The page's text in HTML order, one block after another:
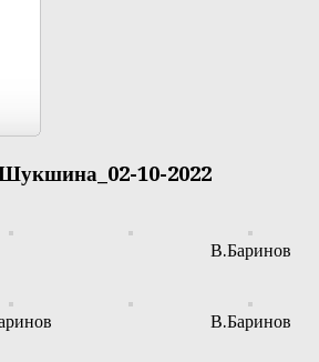
10-2022
В.Баринов
В.Баринов